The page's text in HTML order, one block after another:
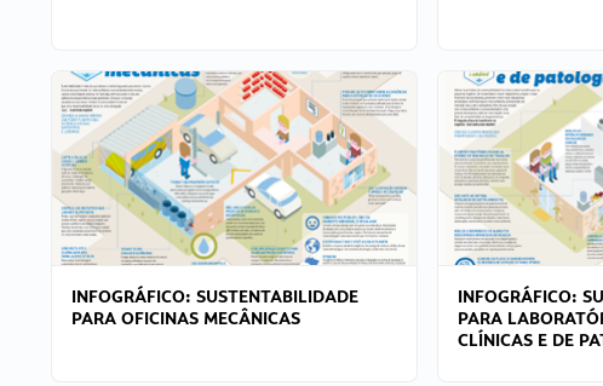
INFOGRÁFICO: SUSTENTABILIDADE
PARA OFICINAS MECÂNICAS
INFOGRÁFICO:
PARA
CLÍNICAS E DE